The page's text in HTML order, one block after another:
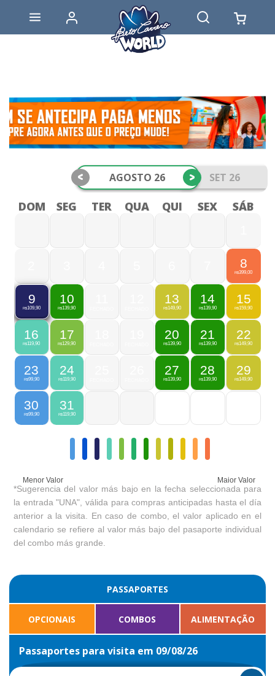
AGOSTO 26 SET 26
< >
DOM SEG TER QUA QUI SEX SÁB
8
R$399,00
9
R$109,90
10
R$139,90
13
R$149,90
14
R$139,90
15
R$159,90
16
R$119,90
17
R$129,90
20
R$139,90
21
R$139,90
22
R$149,90
23
R$99,90
24
R$119,90
27
R$139,90
28
R$139,90
29
R$149,90
30
R$99,90
31
R$119,90
Menor Valor Maior Valor
*Sugerencia del valor más bajo en la fecha seleccionada para
la entrada "UNA", válida para compras anticipadas hasta el día
anterior a la visita. En caso de combo, el valor aplicado en el
calendario se refiere al valor más bajo del pasaporte individual
del combo más grande.
PASSAPORTES
OPCIONAIS COMBOS ALIMENTAÇÃO
Passaportes para visita em 09/08/26